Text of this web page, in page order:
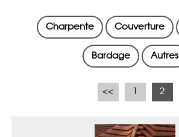
Charpente Couverture
Bardage Autres
<< 1 2